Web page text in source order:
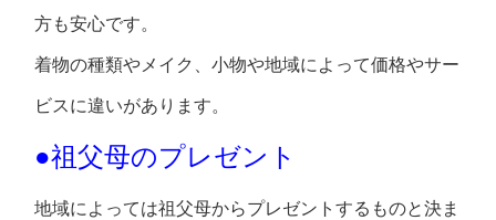
方も安心です。
着物の種類やメイク、小物や地域によって価格やサー
ビスに違いがあります。
●祖父母のプレゼント
地域によっては祖父母からプレゼントするものと決ま